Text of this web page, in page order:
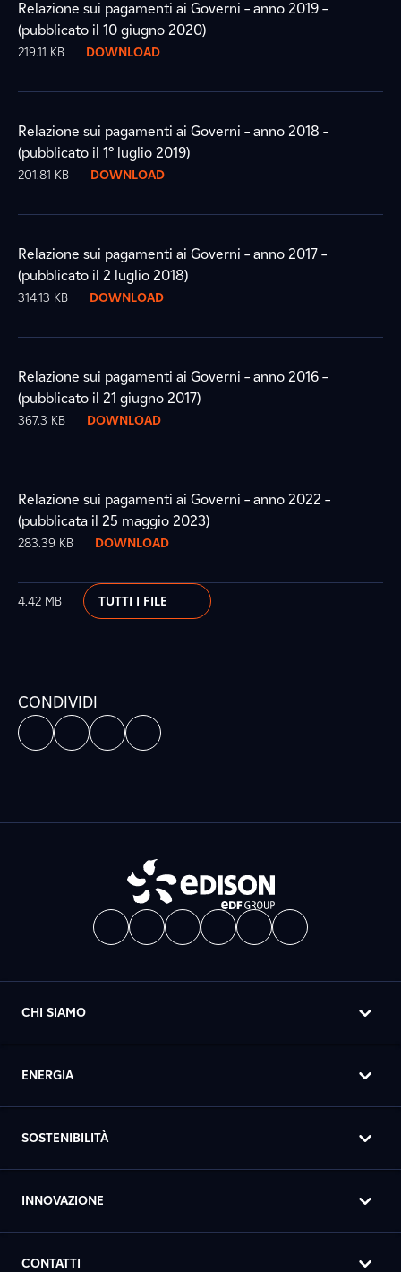
Relazione sui pagamenti ai Governi – anno 2019 –
(pubblicato il 10 giugno 2020)
219.11 KB DOWNLOAD
Relazione sui pagamenti ai Governi – anno 2018 –
(pubblicato il 1° luglio 2019)
201.81 KB DOWNLOAD
Relazione sui pagamenti ai Governi – anno 2017 –
(pubblicato il 2 luglio 2018)
314.13 KB DOWNLOAD
Relazione sui pagamenti ai Governi – anno 2016 –
(pubblicato il 21 giugno 2017)
367.3 KB DOWNLOAD
Relazione sui pagamenti ai Governi – anno 2022 –
(pubblicata il 25 maggio 2023)
283.39 KB DOWNLOAD
4.42 MB TUTTI I FILE
CONDIVIDI
CHI SIAMO
ENERGIA
SOSTENIBILITÀ
INNOVAZIONE
CONTATTI